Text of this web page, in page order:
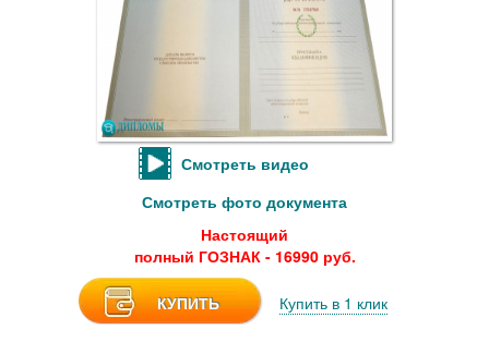
Смотреть видео
Смотреть фото документа
Настоящий
полный ГОЗНАК - 16990 руб.
КУПИТЬ Купить в 1 клик